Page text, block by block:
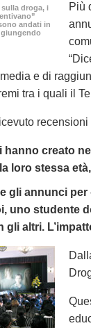
droga, i
andati in
Più
e di
tra i quali il
hanno creato
loro stessa
gli annunci
uno studente
gli altri.